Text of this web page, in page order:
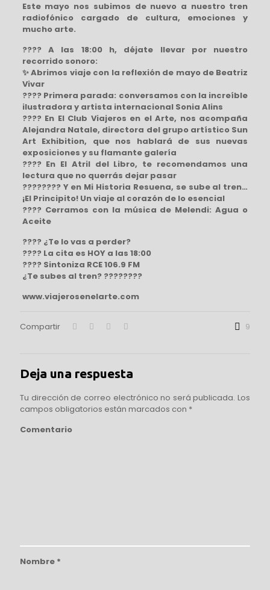
Este mayo nos subimos de nuevo a nuestro tren
radiofónico cargado de cultura, emociones y
mucho arte.
????A las 18:00 h, déjate llevar por nuestro
recorrido sonoro:
✨Abrimos viaje con la reflexión de mayo de Beatriz
Vivar
????Primera parada: conversamos con la increíble
ilustradora y artista internacional Sonia Alins
????En El Club Viajeros en el Arte, nos acompaña
Alejandra Natale, directora del grupo artístico Sun
Art Exhibition, que nos hablará de sus nuevas
exposiciones y su flamante galería
????En El Atril del Libro, te recomendamos una
lectura que no querrás dejar pasar
????‍????Y en Mi Historia Resuena, se sube al tren…
¡El Principito! Un viaje al corazón de lo esencial
????Cerramos con la música de Melendi: Agua o
Aceite
????¿Te lo vas a perder?
????La cita es HOY a las 18:00
????Sintoniza RCE 106.9 FM
¿Te subes al tren? ????????
www.viajerosenelarte.com
Compartir 9
Deja una respuesta
Tu dirección de correo electrónico no será publicada. Los
campos obligatorios están marcados con *
Comentario
Nombre *